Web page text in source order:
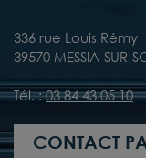
336 rue Louis Rémy
39570 MESSIA-SUR-
Tél. :03 84 43 05 10
CONTACT